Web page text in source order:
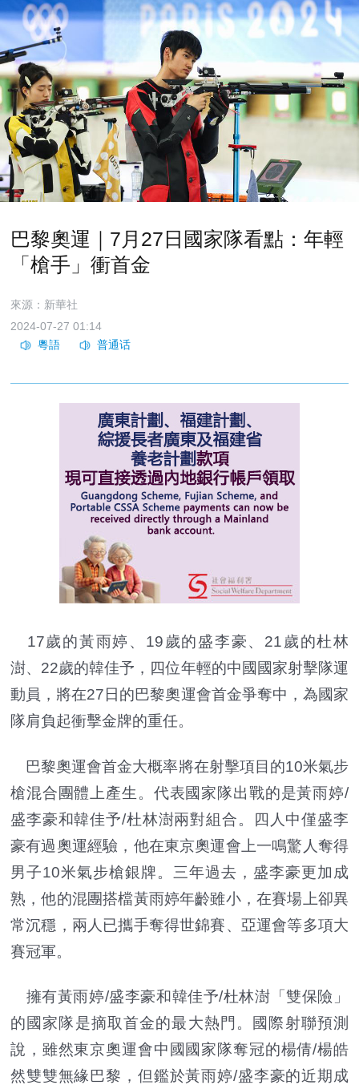
巴黎奧運｜7月27日國家隊看點：年輕
「槍手」衝首金
來源：新華社
2024-07-27 01:14
17歲的黃雨婷、19歲的盛李豪、21歲的杜林
澍、22歲的韓佳予，四位年輕的中國國家射擊隊運
動員，將在27日的巴黎奧運會首金爭奪中，為國家
隊肩負起衝擊金牌的重任。
巴黎奧運會首金大概率將在射擊項目的10米氣步
槍混合團體上產生。代表國家隊出戰的是黃雨婷/
盛李豪和韓佳予/杜林澍兩對組合。四人中僅盛李
豪有過奧運經驗，他在東京奧運會上一鳴驚人奪得
男子10米氣步槍銀牌。三年過去，盛李豪更加成
熟，他的混團搭檔黃雨婷年齡雖小，在賽場上卻異
常沉穩，兩人已攜手奪得世錦賽、亞運會等多項大
賽冠軍。
擁有黃雨婷/盛李豪和韓佳予/杜林澍「雙保險」
的國家隊是摘取首金的最大熱門。國際射聯預測
說，雖然東京奧運會中國國家隊奪冠的楊倩/楊皓
然雙雙無緣巴黎，但鑑於黃雨婷/盛李豪的近期成